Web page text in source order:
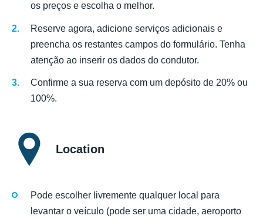
os preços e escolha o melhor.
Reserve agora, adicione serviços adicionais e
preencha os restantes campos do formulário. Tenha
atenção ao inserir os dados do condutor.
Confirme a sua reserva com um depósito de 20% ou
100%.
Location
Pode escolher livremente qualquer local para
levantar o veículo (pode ser uma cidade, aeroporto